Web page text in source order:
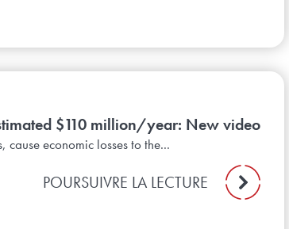
$110 million/year: New video
cause economic losses to the...
POURSUIVRE LA LECTURE